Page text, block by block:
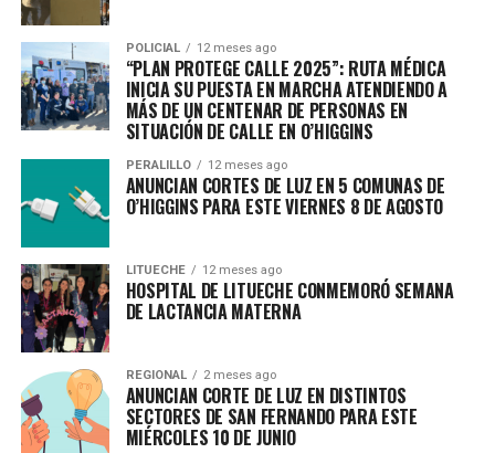
POLICIAL 12 meses ago
“PLAN PROTEGE CALLE 2025”: RUTA MÉDICA
INICIA SU PUESTA EN MARCHA ATENDIENDO A
MÁS DE UN CENTENAR DE PERSONAS EN
SITUACIÓN DE CALLE EN O’HIGGINS
PERALILLO 12 meses ago
ANUNCIAN CORTES DE LUZ EN 5 COMUNAS DE
O’HIGGINS PARA ESTE VIERNES 8 DE AGOSTO
LITUECHE 12 meses ago
HOSPITAL DE LITUECHE CONMEMORÓ SEMANA
DE LACTANCIA MATERNA
REGIONAL 2 meses ago
ANUNCIAN CORTE DE LUZ EN DISTINTOS
SECTORES DE SAN FERNANDO PARA ESTE
MIÉRCOLES 10 DE JUNIO